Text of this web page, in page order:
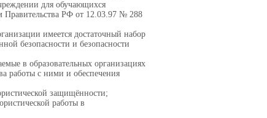
для обучающихся
Правительства РФ от 12.03.97 № 288
имеется достаточный набор
безопасности и безопасности
в образовательных организациях
работы с ними и обеспечения
защищённости;
работы в